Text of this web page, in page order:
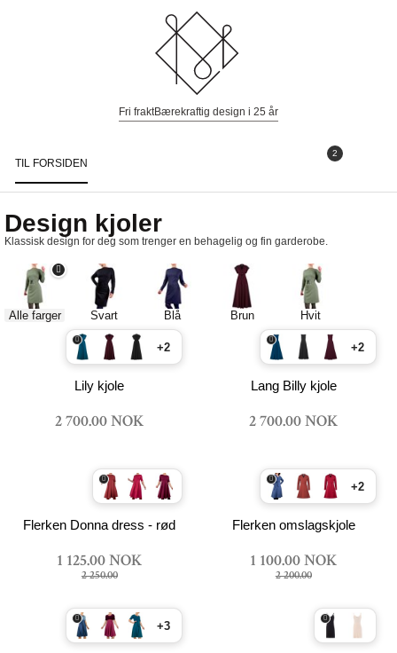
Fri fraktBærekraftig design i 25 år
2
TIL FORSIDEN
Design kjoler
Klassisk design for deg som trenger en behagelig og fin garderobe.
Alle farger Svart Blå Brun Hvit
+2
Lily kjole
2 700.00 NOK
+2
Lang Billy kjole
2 700.00 NOK
Flerken Donna dress - rød
1 125.00 NOK
2 250.00
+2
Flerken omslagskjole
1 100.00 NOK
2 200.00
+3